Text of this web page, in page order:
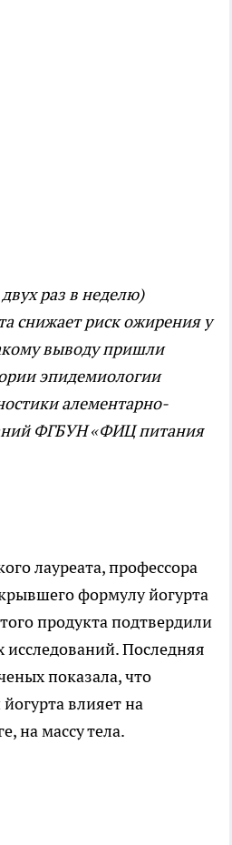
раз в неделю)
снижает риск ожирения у
выводу пришли
эпидемиологии
алементарно-
ФГБУН «ФИЦ питания
лауреата, профессора
формулу йогурта
продукта подтвердили
исследований. Последняя
показала, что
влияет на
на массу тела.